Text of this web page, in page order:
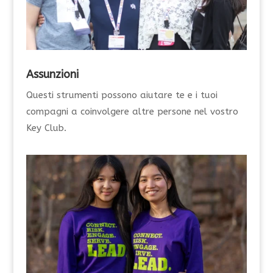
Assunzioni
Questi strumenti possono aiutare te e i tuoi
compagni a coinvolgere altre persone nel vostro
Key Club.